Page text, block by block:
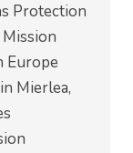
Protection
Europe
Mierlea,